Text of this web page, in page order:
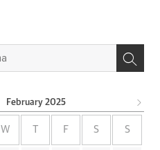
February 2025
W F S S